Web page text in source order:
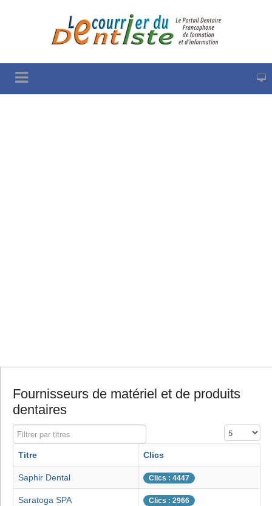
Fournisseurs de matériel et de produits
dentaires
Filtrer par titres Affichage #
Titre Clics
Saphir Dental Clics : 4447
Saratoga SPA Clics : 2966